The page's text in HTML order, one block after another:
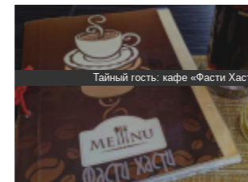
Тайный гость: кафе «Фасти